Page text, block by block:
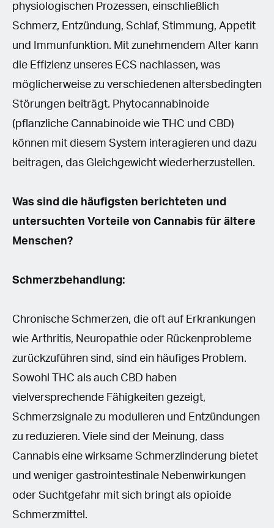
physiologischen Prozessen, einschließlich
Schmerz, Entzündung, Schlaf, Stimmung, Appetit
und Immunfunktion. Mit zunehmendem Alter kann
die Effizienz unseres ECS nachlassen, was
möglicherweise zu verschiedenen altersbedingten
Störungen beiträgt. Phytocannabinoide
(pflanzliche Cannabinoide wie THC und CBD)
können mit diesem System interagieren und dazu
beitragen, das Gleichgewicht wiederherzustellen.
Was sind die häufigsten berichteten und
untersuchten Vorteile von Cannabis für ältere
Menschen?
Schmerzbehandlung:
Chronische Schmerzen, die oft auf Erkrankungen
wie Arthritis, Neuropathie oder Rückenprobleme
zurückzuführen sind, sind ein häufiges Problem.
Sowohl THC als auch CBD haben
vielversprechende Fähigkeiten gezeigt,
Schmerzsignale zu modulieren und Entzündungen
zu reduzieren. Viele sind der Meinung, dass
Cannabis eine wirksame Schmerzlinderung bietet
und weniger gastrointestinale Nebenwirkungen
oder Suchtgefahr mit sich bringt als opioide
Schmerzmittel.